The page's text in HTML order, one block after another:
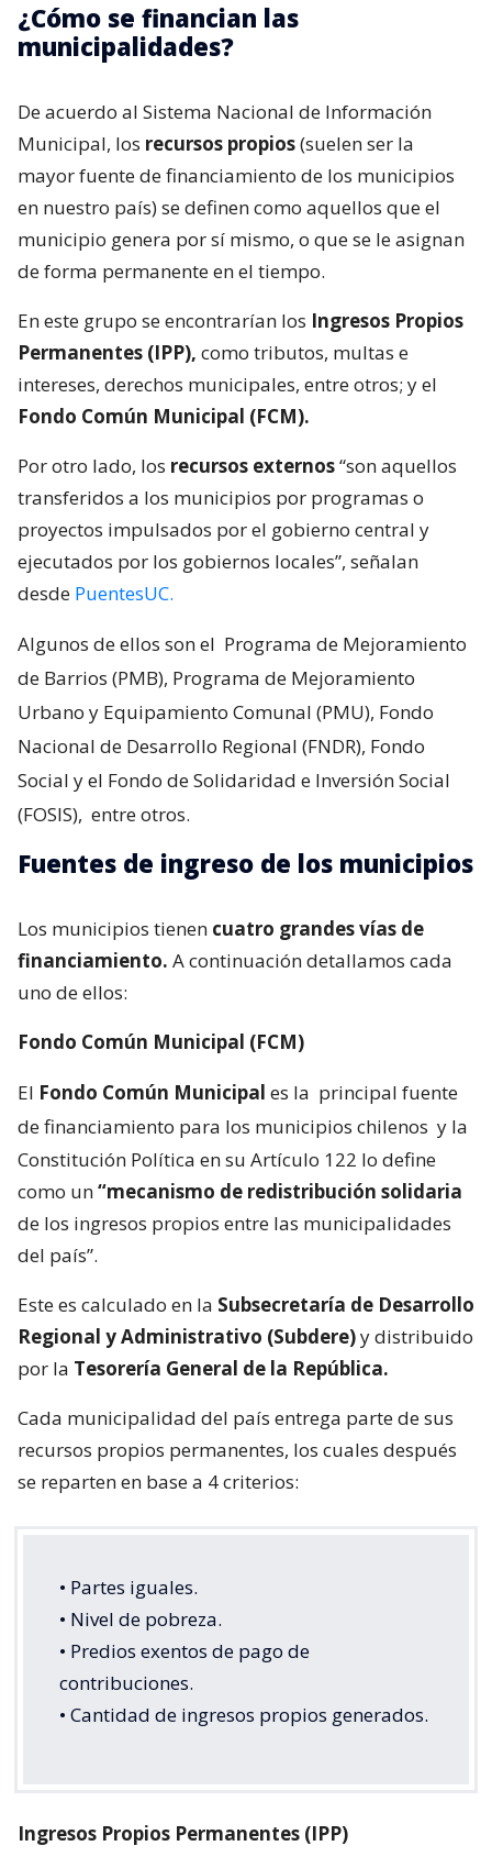
¿Cómo se financian las
municipalidades?
De acuerdo al Sistema Nacional de Información
Municipal, los recursos propios(suelen ser la
mayor fuente de financiamiento de los municipios
en nuestro país) se definen como aquellos que el
municipio genera por sí mismo, o que se le asignan
de forma permanente en el tiempo.
En este grupo se encontrarían los Ingresos Propios
Permanentes (IPP), como tributos, multas e
intereses, derechos municipales, entre otros; y el
Fondo Común Municipal (FCM).
Por otro lado, los recursos externos“son aquellos
transferidos a los municipios por programas o
proyectos impulsados por el gobierno central y
ejecutados por los gobiernos locales”, señalan
desde PuentesUC.
Algunos de ellos son el Programa de Mejoramiento
de Barrios (PMB), Programa de Mejoramiento
Urbano y Equipamiento Comunal (PMU), Fondo
Nacional de Desarrollo Regional (FNDR), Fondo
Social y el Fondo de Solidaridad e Inversión Social
(FOSIS), entre otros.
Fuentes de ingreso de los municipios
Los municipios tienen cuatro grandes vías de
financiamiento. A continuación detallamos cada
uno de ellos:
Fondo Común Municipal (FCM)
El Fondo Común Municipal es la principal fuente
de financiamiento para los municipios chilenos y la
Constitución Política en su Artículo 122 lo define
como un“mecanismo de redistribución solidaria
de los ingresos propios entre las municipalidades
del país”.
Este es calculado en la Subsecretaría de Desarrollo
Regional y Administrativo (Subdere)y distribuido
por la Tesorería General de la República.
Cada municipalidad del país entrega parte de sus
recursos propios permanentes, los cuales después
se reparten en base a 4 criterios:
• Partes iguales.
• Nivel de pobreza.
• Predios exentos de pago de
contribuciones.
• Cantidad de ingresos propios generados.
Ingresos Propios Permanentes (IPP)